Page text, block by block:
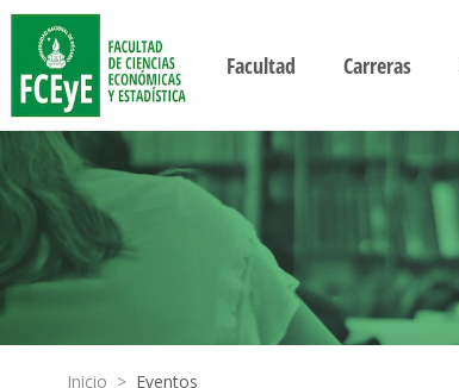
Facultad Carreras
Inicio > Eventos